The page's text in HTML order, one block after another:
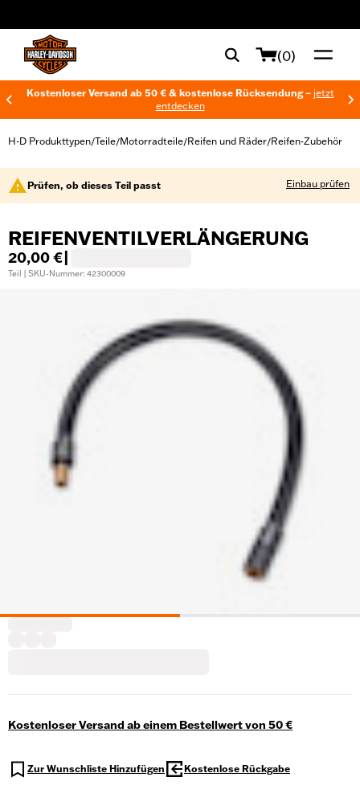
(0)
Kostenloser Versand ab 50 € & kostenlose Rücksendung – jetzt
entdecken
H-D Produkttypen/Teile/Motorradteile/Reifen und Räder/Reifen-Zubehör
Prüfen, ob dieses Teil passt Einbau prüfen
REIFENVENTILVERLÄNGERUNG
20,00 €
Teil | SKU-Nummer: 42300009
Kostenloser Versand ab einem Bestellwert von 50 €
Zur Wunschliste Hinzufügen Kostenlose Rückgabe